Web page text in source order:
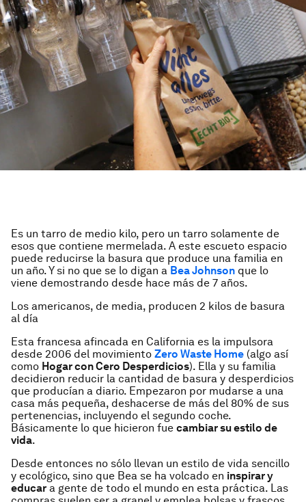
Es un tarro de medio kilo, pero un tarro solamente de
esos que contiene mermelada. A este escueto espacio
puede reducirse la basura que produce una familia en
un año. Y si no que se lo digan a Bea Johnson que lo
viene demostrando desde hace más de 7 años.
Los americanos, de media, producen 2 kilos de basura
al día
Esta francesa afincada en California es la impulsora
desde 2006 del movimiento Zero Waste Home (algo así
como Hogar con Cero Desperdicios). Ella y su familia
decidieron reducir la cantidad de basura y desperdicios
que producían a diario. Empezaron por mudarse a una
casa más pequeña, deshacerse de más del 80% de sus
pertenencias, incluyendo el segundo coche.
Básicamente lo que hicieron fue cambiar su estilo de
vida.
Desde entonces no sólo llevan un estilo de vida sencillo
y ecológico, sino que Bea se ha volcado en inspirar y
educar a gente de todo el mundo en esta práctica. Las